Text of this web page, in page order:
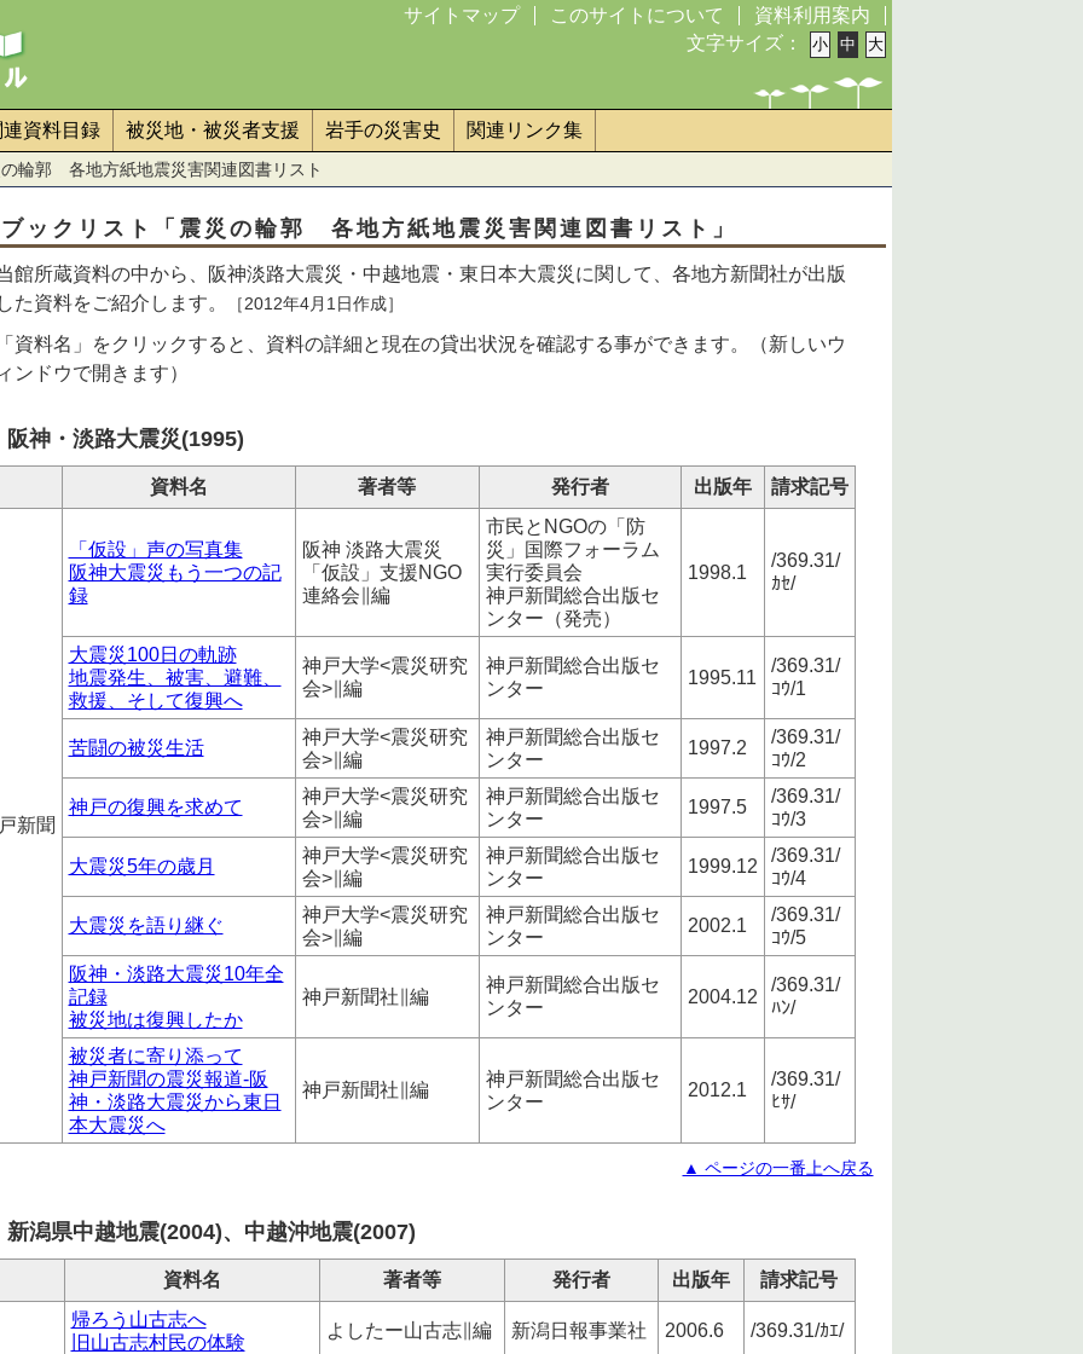
資料利用案内
このサイトについて
サイトマップ
文字サイズ：
資料目録 被災地・被災者支援 岩手の災害史 関連リンク集
輪郭 各地方紙地震災害関連図書リスト
ブックリスト「震災の輪郭 各地方紙地震災害関連図書リスト」
館所蔵資料の中から、阪神淡路大震災・中越地震・東日本大震災に関して、各地方新聞社が出版
た資料をご紹介します。
［2012年4月1日作成］
資料名」をクリックすると、資料の詳細と現在の貸出状況を確認する事ができます。（新しいウ
ンドウで開きます）
阪神・淡路大震災(1995)
資料名 著者等 発行者 出版年 請求記号
新聞
「仮設」声の写真集
阪神大震災もう一つの記
録
阪神 淡路大震災
「仮設」支援NGO
連絡会∥編
市民とNGOの「防
災」国際フォーラム
実行委員会
神戸新聞総合出版セ
ンター（発売）
1998.1
/369.31/
ｶｾ/
大震災100日の軌跡
地震発生、被害、避難、
救援、そして復興へ
神戸大学<震災研究
会>∥編
神戸新聞総合出版セ
ンター
1995.11
/369.31/
ｺｳ/1
苦闘の被災生活
神戸大学<震災研究
会>∥編
神戸新聞総合出版セ
ンター
1997.2
/369.31/
ｺｳ/2
神戸の復興を求めて
神戸大学<震災研究
会>∥編
神戸新聞総合出版セ
ンター
1997.5
/369.31/
ｺｳ/3
大震災5年の歳月
神戸大学<震災研究
会>∥編
神戸新聞総合出版セ
ンター
1999.12
/369.31/
ｺｳ/4
大震災を語り継ぐ
神戸大学<震災研究
会>∥編
神戸新聞総合出版セ
ンター
2002.1
/369.31/
ｺｳ/5
阪神・淡路大震災10年全
記録
被災地は復興したか
神戸新聞社∥編
神戸新聞総合出版セ
ンター
2004.12
/369.31/
ﾊﾝ/
被災者に寄り添って
神戸新聞の震災報道-阪
神・淡路大震災から東日
本大震災へ
神戸新聞社∥編
神戸新聞総合出版セ
ンター
2012.1
/369.31/
ﾋｻ/
▲ ページの一番上へ戻る
新潟県中越地震(2004)、中越沖地震(2007)
資料名 著者等 発行者 出版年 請求記号
帰ろう山古志へ
旧山古志村民の体験
よしたー山古志∥編 新潟日報事業社 2006.6 /369.31/ｶｴ/